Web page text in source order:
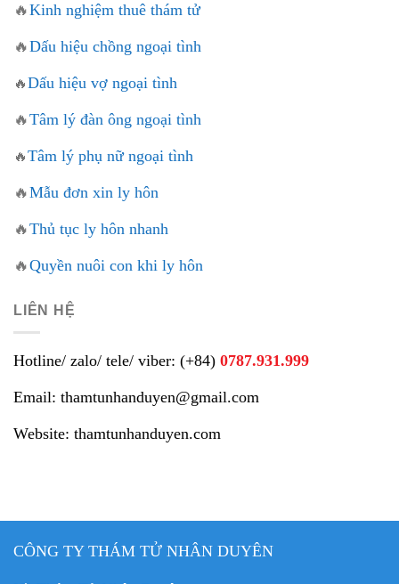
🔥Kinh nghiệm thuê thám tử
🔥Dấu hiệu chồng ngoại tình
🔥Dấu hiệu vợ ngoại tình
🔥Tâm lý đàn ông ngoại tình
🔥Tâm lý phụ nữ ngoại tình
🔥Mẫu đơn xin ly hôn
🔥Thủ tục ly hôn nhanh
🔥Quyền nuôi con khi ly hôn
LIÊN HỆ
Hotline/ zalo/ tele/ viber: (+84) 0787.931.999
Email: thamtunhanduyen@gmail.com
Website: thamtunhanduyen.com
CÔNG TY THÁM TỬ NHÂN DUYÊN